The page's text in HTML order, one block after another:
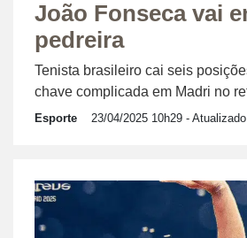
João Fonseca vai
pedreira
Tenista brasileiro cai seis
chave complicada em Madri no
Esporte 23/04/2025 10h29 -